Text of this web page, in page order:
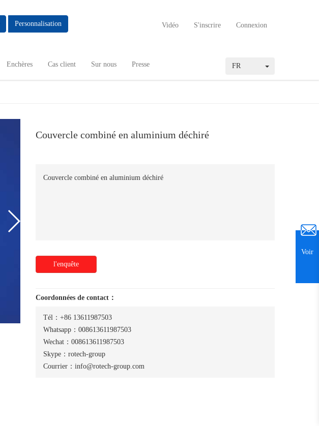
Personnalisation Vidéo S'inscrire Connexion
Enchères Cas client Sur nous Presse FR
Couvercle combiné en aluminium déchiré
Couvercle combiné en aluminium déchiré
l'enquête
Coordonnées de contact：
Tél：+86 13611987503
Whatsapp：008613611987503
Wechat：008613611987503
Skype：rotech-group
Courrier：info@rotech-group.com
Voir